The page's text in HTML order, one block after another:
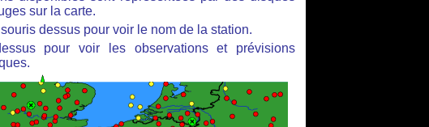
sur la carte.
dessus pour voir le nom de la station.
pour voir les observations et prévisions